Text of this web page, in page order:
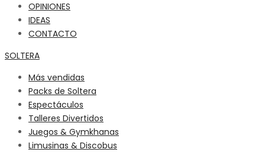
OPINIONES
IDEAS
CONTACTO
SOLTERA
Más vendidas
Packs de Soltera
Espectáculos
Talleres Divertidos
Juegos & Gymkhanas
Limusinas & Discobus